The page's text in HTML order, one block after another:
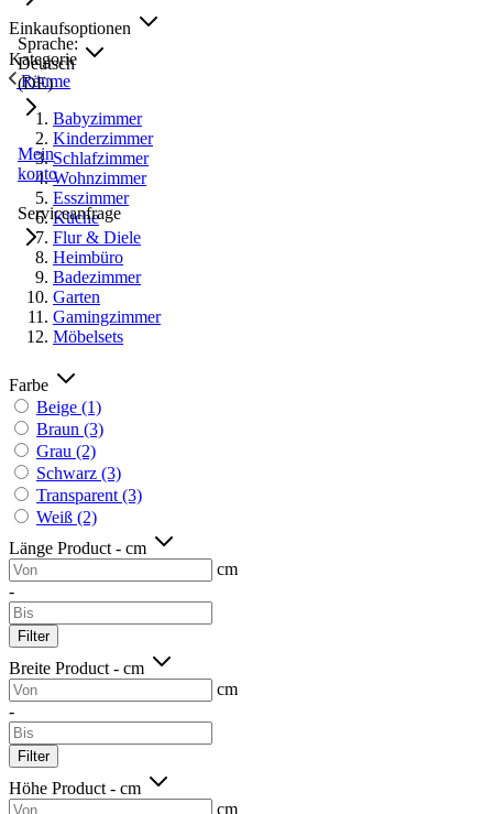
Sprache:
Deutsch
(DE)
Mein
konto
Serviceanfrage
Einkaufsoptionen
Kategorie
Räume
Babyzimmer
Kinderzimmer
Schlafzimmer
Wohnzimmer
Esszimmer
Küche
Flur & Diele
Heimbüro
Badezimmer
Garten
Gamingzimmer
Möbelsets
Farbe
Beige (1)
Braun (3)
Grau (2)
Schwarz (3)
Transparent (3)
Weiß (2)
Länge Product - cm
cm
-
Filter
Breite Product - cm
cm
-
Filter
Höhe Product - cm
cm